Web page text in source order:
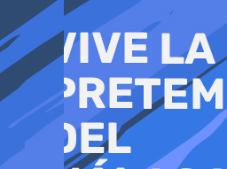
al
contenido